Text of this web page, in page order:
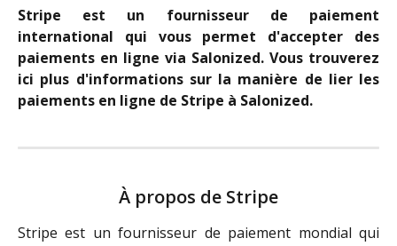
Stripe est un fournisseur de paiement
international qui vous permet d'accepter des
paiements en ligne via Salonized. Vous trouverez
ici plus d'informations sur la manière de lier les
paiements en ligne de Stripe à Salonized.
À propos de Stripe
Stripe est un fournisseur de paiement mondial qui